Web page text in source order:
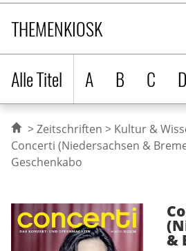
THEMENKIOSK
Alle Titel
A B C D
Zeitschriften
Kultur &
Concerti (Niedersachsen &
Geschenkabo
&